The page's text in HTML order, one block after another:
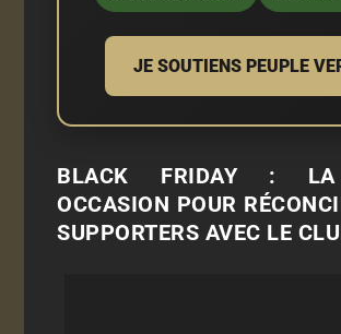
JE SOUTIENS PEUPLE
BLACK FRIDAY : LA
OCCASION POUR
SUPPORTERS AVEC LE